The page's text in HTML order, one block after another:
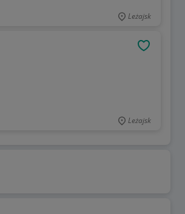
Leżajsk
Leżajsk